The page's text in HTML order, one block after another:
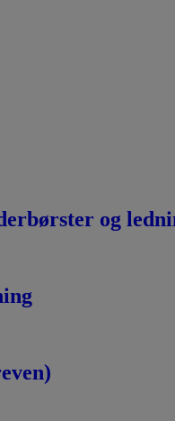
og